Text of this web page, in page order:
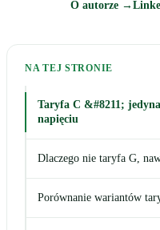
O autorze →
NA TEJ STRONIE
Taryfa C &#8211;
napięciu
Dlaczego nie taryfa G,
Porównanie wariantów